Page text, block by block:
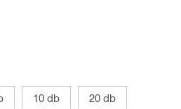
10 db 20 db